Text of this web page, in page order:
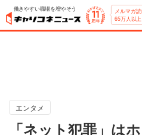
働きやすい職場を増やそう メルマガ
65万人以上
エンタメ
「ネット犯罪」は